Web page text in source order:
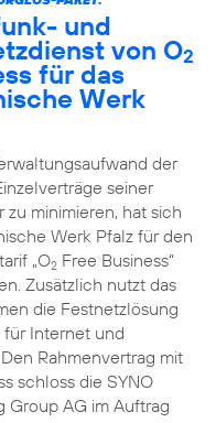
und
von O2
für das
Werk
der
seiner
zu minimieren, hat sich
Werk Pfalz für den
„O2Free Business“
Zusätzlich nutzt das
die Festnetzlösung
Internet und
Rahmenvertrag mit
schloss die SYNO
Group AG im Auftrag